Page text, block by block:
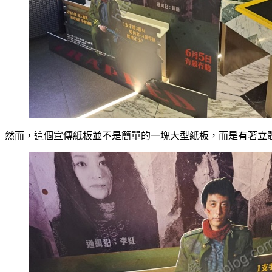
然而，這個宣傳紙板並不是簡單的一塊大型紙板，而是有著立